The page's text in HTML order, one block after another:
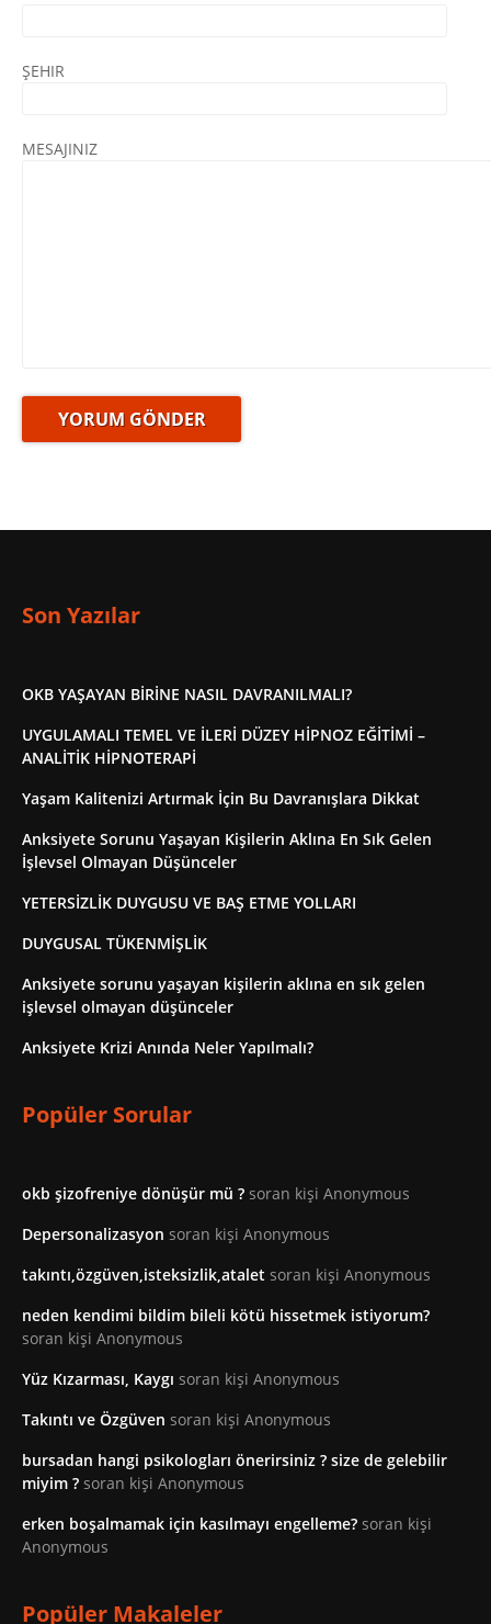
ŞEHIR
MESAJINIZ
Son Yazılar
OKB YAŞAYAN BİRİNE NASIL DAVRANILMALI?
UYGULAMALI TEMEL VE İLERİ DÜZEY HİPNOZ EĞİTİMİ –
ANALİTİK HİPNOTERAPİ
Yaşam Kalitenizi Artırmak İçin Bu Davranışlara Dikkat
Anksiyete Sorunu Yaşayan Kişilerin Aklına En Sık Gelen
İşlevsel Olmayan Düşünceler
YETERSİZLİK DUYGUSU VE BAŞ ETME YOLLARI
DUYGUSAL TÜKENMİŞLİK
Anksiyete sorunu yaşayan kişilerin aklına en sık gelen
işlevsel olmayan düşünceler
Anksiyete Krizi Anında Neler Yapılmalı?
Popüler Sorular
okb şizofreniye dönüşür mü ? soran kişi Anonymous
Depersonalizasyon soran kişi Anonymous
takıntı,özgüven,isteksizlik,atalet soran kişi Anonymous
neden kendimi bildim bileli kötü hissetmek istiyorum?
soran kişi Anonymous
Yüz Kızarması, Kaygı soran kişi Anonymous
Takıntı ve Özgüven soran kişi Anonymous
bursadan hangi psikologları önerirsiniz ? size de gelebilir
miyim ? soran kişi Anonymous
erken boşalmamak için kasılmayı engelleme? soran kişi
Anonymous
Popüler Makaleler